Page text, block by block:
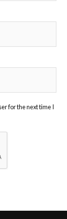
for the next time I